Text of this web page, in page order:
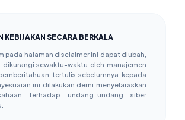
KEBIJAKAN SECARA BERKALA
pada halaman disclaimer ini dapat diubah,
sewaktu-waktu oleh manajemen
tertulis sebelumnya kepada
ini dilakukan demi menyelaraskan
terhadap undang-undang siber